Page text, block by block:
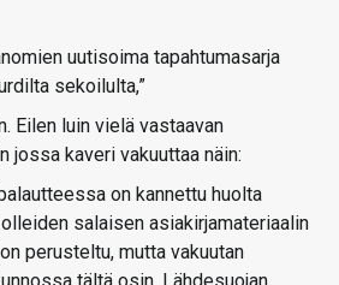
uutisoima tapahtumasarja
sekoilulta,”
Eilen luin vielä vastaavan
jossa kaveri vakuuttaa näin:
on kannettu huolta
salaisen asiakirjamateriaalin
perusteltu, mutta vakuutan
tältä osin. Lähdesuojan